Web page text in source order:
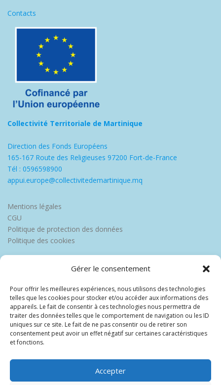
Gérer le consentement
Pour offrir les meilleures expériences, nous utilisons des technologies
telles que les cookies pour stocker et/ou accéder aux informations des
appareils. Le fait de consentir à ces technologies nous permettra de
traiter des données telles que le comportement de navigation ou les ID
uniques sur ce site. Le fait de ne pas consentir ou de retirer son
consentement peut avoir un effet négatif sur certaines caractéristiques
et fonctions.
Accepter
Contacts
Collectivité Territoriale de Martinique
Direction des Fonds Européens
165-167 Route des Religieuses 97200 Fort-de-France
Tél : 0596598900
appui.europe@collectivitedemartinique.mq
Mentions légales
CGU
Politique de protection des données
Politique des cookies